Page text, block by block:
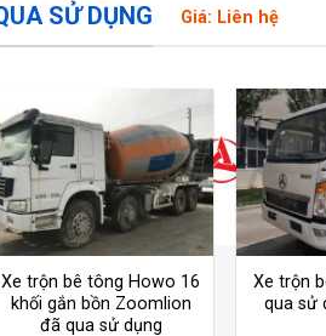
SỬ DỤNG
Xe trộn bê tông Howo 16
khối gắn bồn Zoomlion
đã qua sử dụng
Xe trộn
qua sử
Giá: Liên hệ
tôi